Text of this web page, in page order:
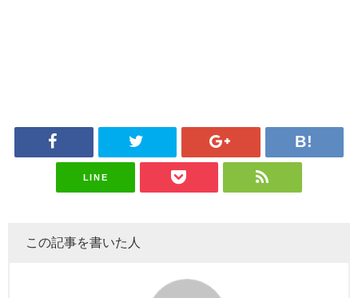
LINE
この記事を書いた人